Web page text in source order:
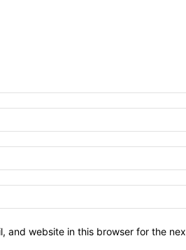
and website in this browser for the